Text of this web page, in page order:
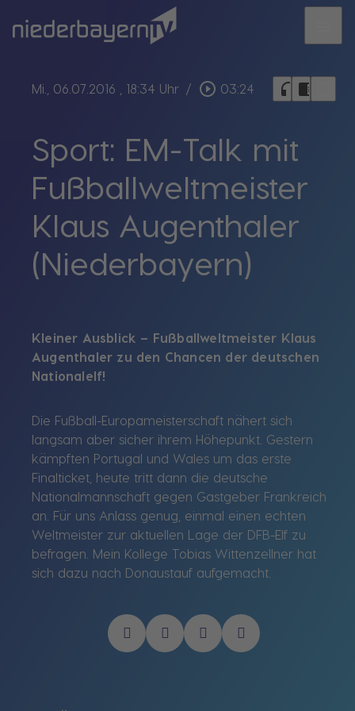
Mi., 06.07.2016 , 18:34 Uhr / play_circle_outline 03:24 headphones chrome_reader_mode
Sport: EM-Talk mit
Fußballweltmeister
Klaus Augenthaler
(Niederbayern)
Kleiner Ausblick – Fußballweltmeister Klaus
Augenthaler zu den Chancen der deutschen
Die Fußball-Europameisterschaft nähert sich
langsam aber sicher ihrem Höhepunkt. Gestern
kämpften Portugal und Wales um das erste
Finalticket, heute tritt dann die deutsche
Nationalmannschaft gegen Gastgeber Frankreich
an. Für uns Anlass genug, einmal einen echten
Weltmeister zur aktuellen Lage der DFB-Elf zu
befragen. Mein Kollege Tobias Wittenzellner hat
sich dazu nach Donaustauf aufgemacht.